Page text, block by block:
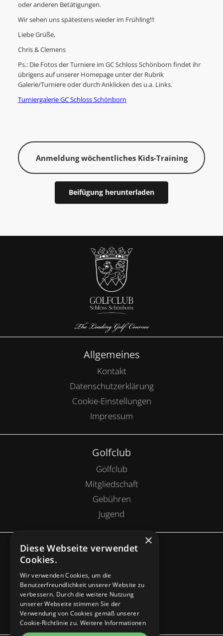
oder anderen Betätigungen.
Wir sehen uns spätestens wieder im Frühling!!!
Liebe Grüße,
Chris & Clemens
Ps.: Die Fotos der Turniere im GC Schloss Schönborn findet ihr
übrigens auf unserer Homepage unter der Rubrik
Galerie/Turniere oder durch Anklicken des u.a. Links.
Turniergalerie GC Schloss Schönborn
Anmeldung wöchentliches Kids-Training
Anmeldung wöchentliches Kids-Training
im Herbst
Beifügung herunterladen
Allgemeines
Kontakt
Datenschutzerklärung
Cookie-Einstellungen
Impressum
Golfclub
Golfclub
Mitgliedschaft
Gebühren
Jugend
Anlage
Restaurant
Pro Shop
Bespielbarkeit
×
Diese Webseite verwendet
Cookies.
Wir verwenden Cookies, um die
Benutzerfreundlichkeit unserer Website zu
verbessern. Durch die weitere Nutzung
unserer Webseite stimmen Sie der
Verwendung von Cookies gemäß unserer
Cookie-Richtlinie zu. Weitere Informationen